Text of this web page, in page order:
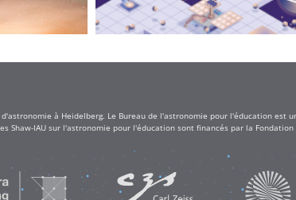
à Heidelberg. Le Bureau de l'astronomie pour l'éducation est
IAU sur l'astronomie pour l'éducation sont financés par la Fondation